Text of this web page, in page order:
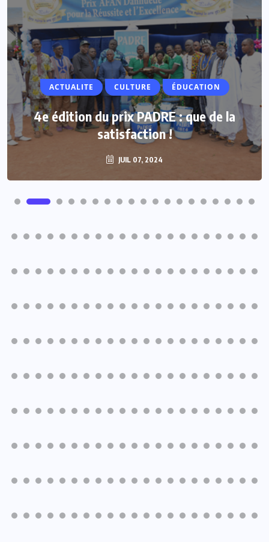
ACTUALITE CULTURE ÉDUCATION
4e édition du prix PADRE : que de la
satisfaction !
JUIL 07, 2024
ACTUALITE
Vacances parlementaires : les députés
renforcent leur proximité avec les
populations
JUIL 07, 2024